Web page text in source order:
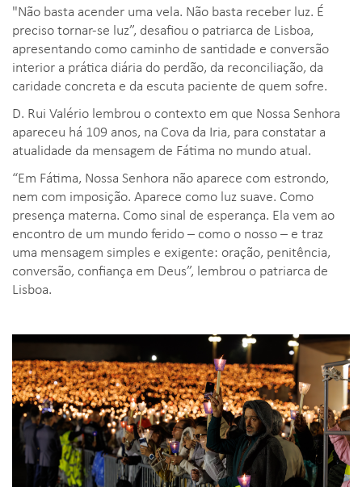
"Não basta acender uma vela. Não basta receber luz. É
preciso tornar-se luz”, desafiou o patriarca de Lisboa,
apresentando como caminho de santidade e conversão
interior a prática diária do perdão, da reconciliação, da
caridade concreta e da escuta paciente de quem sofre.
D. Rui Valério lembrou o contexto em que Nossa Senhora
apareceu há 109 anos, na Cova da Iria, para constatar a
atualidade da mensagem de Fátima no mundo atual.
“Em Fátima, Nossa Senhora não aparece com estrondo,
nem com imposição. Aparece como luz suave. Como
presença materna. Como sinal de esperança. Ela vem ao
encontro de um mundo ferido – como o nosso – e traz
uma mensagem simples e exigente: oração, penitência,
conversão, confiança em Deus”, lembrou o patriarca de
Lisboa.